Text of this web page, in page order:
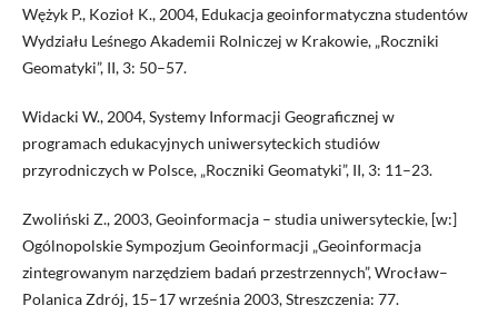
Wężyk P., Kozioł K., 2004, Edukacja geoinformatyczna studentów
Wydziału Leśnego Akademii Rolniczej w Krakowie, „Roczniki
Geomatyki”, II, 3: 50–57.
Widacki W., 2004, Systemy Informacji Geograficznej w
programach edukacyjnych uniwersyteckich studiów
przyrodniczych w Polsce, „Roczniki Geomatyki”, II, 3: 11–23.
Zwoliński Z., 2003, Geoinformacja – studia uniwersyteckie, [w:]
Ogólnopolskie Sympozjum Geoinformacji „Geoinformacja
zintegrowanym narzędziem badań przestrzennych”, Wrocław–
Polanica Zdrój, 15–17 września 2003, Streszczenia: 77.